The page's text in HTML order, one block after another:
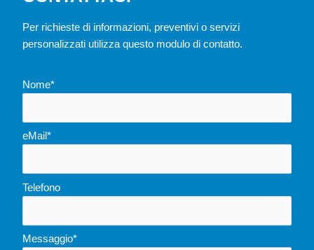
Per richieste di informazioni, preventivi o servizi
personalizzati utilizza questo modulo di contatto.
Nome*
eMail*
Telefono
Messaggio*